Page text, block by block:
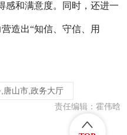
感和满意度。同时，还进一
造出“知信、守信、用
唐山市,政务大厅
责任编辑：霍伟晗